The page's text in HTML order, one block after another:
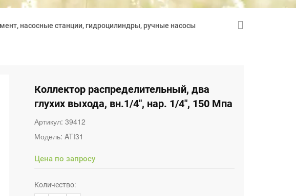
насосные станции, гидроцилиндры, ручные насосы
Коллектор распределительный, два
глухих выхода, вн.1/4", нар. 1/4", 150 Мпа
Артикул:39412
Модель:ATI31
Цена по запросу
Количество: